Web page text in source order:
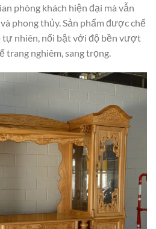
phòng khách hiện đại mà vẫn
phong thủy. Sản phẩm được chế
tự nhiên, nổi bật với độ bền vượt
trang nghiêm, sang trọng.